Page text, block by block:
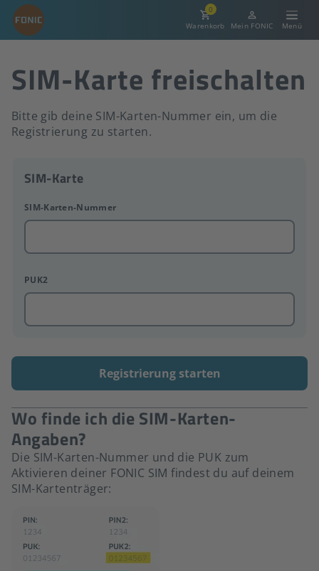
0
Warenkorb
Mein FONIC
SIM-Karte freischalten
Bitte gib deine SIM-Karten-Nummer ein, um die
Registrierung zu starten.
SIM-Karte
Registrierung starten
Wo finde ich die SIM-Karten-
Angaben?
Die SIM-Karten-Nummer und die PUK zum
Aktivieren deiner FONIC SIM findest du auf deinem
SIM-Kartenträger: